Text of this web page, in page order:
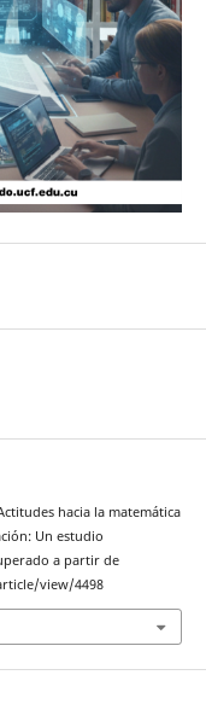
hacia la matemática
Un estudio
a partir de
view/4498